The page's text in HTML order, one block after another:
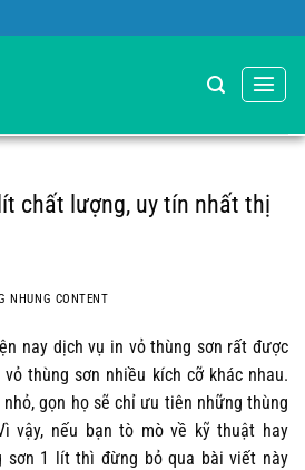
chất lượng, uy tín nhất thị
NHUNG CONTENT
nay dịch vụ in vỏ thùng sơn rất được
thùng sơn nhiều kích cỡ khác nhau.
gọn họ sẽ chỉ ưu tiên những thùng
vậy, nếu bạn tò mò về kỹ thuật hay
sơn 1 lít thì đừng bỏ qua bài viết này